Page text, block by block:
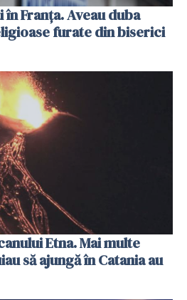
Franța. Aveau duba
furate din biserici
Etna. Mai multe
să ajungă în Catania au